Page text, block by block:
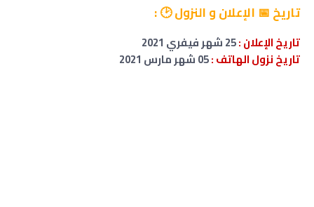
تاريخ📅 الإعلان و النزول 🕑:
تاريخ الإعلان :
تاريخ نزول الهاتف :05 شهر مارس 2021